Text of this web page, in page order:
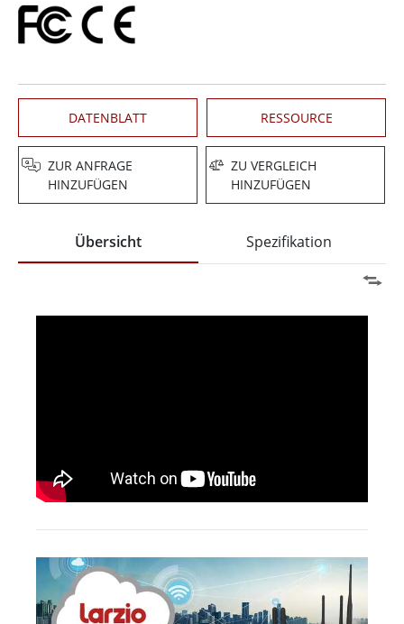
DATENBLATT RESSOURCE
ZUR ANFRAGE
HINZUFÜGEN
ZU VERGLEICH
HINZUFÜGEN
Übersicht Spezifikation